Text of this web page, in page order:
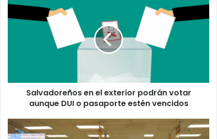
el
o
pasaporteSalvadoreños en el exterior podrán votar
aunque DUI o pasaporte estén vencidos
Walmart
prepara